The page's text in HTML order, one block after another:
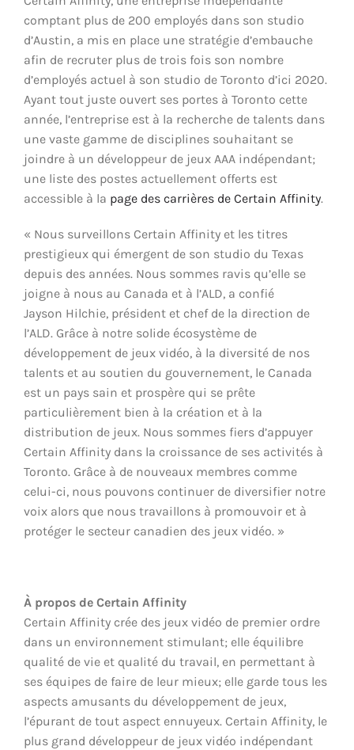
comptant plus de 200 employés dans son studio
d’Austin, a mis en place une stratégie d’embauche
afin de recruter plus de trois fois son nombre
d’employés actuel à son studio de Toronto d’ici 2020.
Ayant tout juste ouvert ses portes à Toronto cette
année, l’entreprise est à la recherche de talents dans
une vaste gamme de disciplines souhaitant se
joindre à un développeur de jeux AAA indépendant;
une liste des postes actuellement offerts est
accessible à la page des carrières de Certain Affinity.
« Nous surveillons Certain Affinity et les titres
prestigieux qui émergent de son studio du Texas
depuis des années. Nous sommes ravis qu’elle se
joigne à nous au Canada et à l’ALD, a confié
Jayson Hilchie, président et chef de la direction de
l’ALD. Grâce à notre solide écosystème de
développement de jeux vidéo, à la diversité de nos
talents et au soutien du gouvernement, le Canada
est un pays sain et prospère qui se prête
particulièrement bien à la création et à la
distribution de jeux. Nous sommes fiers d’appuyer
Certain Affinity dans la croissance de ses activités à
Toronto. Grâce à de nouveaux membres comme
celui-ci, nous pouvons continuer de diversifier notre
voix alors que nous travaillons à promouvoir et à
protéger le secteur canadien des jeux vidéo. »
À propos de Certain Affinity
Certain Affinity crée des jeux vidéo de premier ordre
dans un environnement stimulant; elle équilibre
qualité de vie et qualité du travail, en permettant à
ses équipes de faire de leur mieux; elle garde tous les
aspects amusants du développement de jeux,
l’épurant de tout aspect ennuyeux. Certain Affinity, le
plus grand développeur de jeux vidéo indépendant